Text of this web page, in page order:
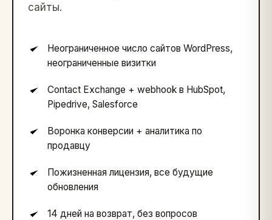
сайты.
Неограниченное число сайтов WordPress,
неограниченные визитки
Contact Exchange + webhook в HubSpot,
Pipedrive, Salesforce
Воронка конверсии + аналитика по
продавцу
Пожизненная лицензия, все будущие
обновления
14 дней на возврат, без вопросов